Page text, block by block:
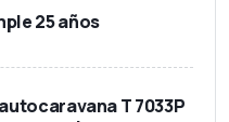
25 años
T 7033P